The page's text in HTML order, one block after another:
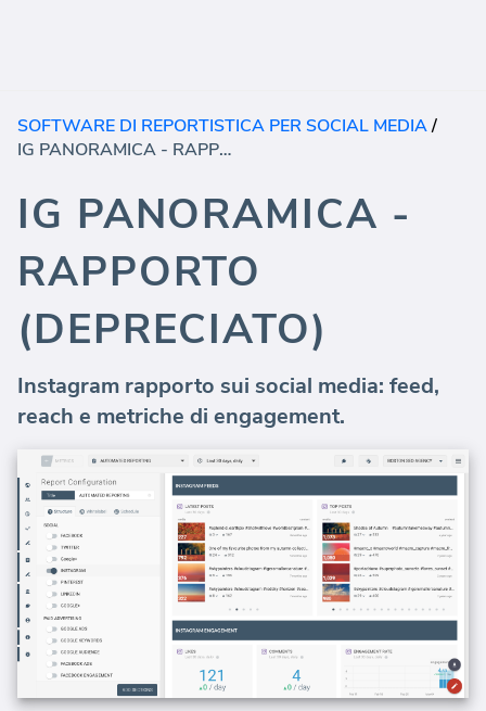
SOFTWARE DI REPORTISTICA PER SOCIAL MEDIA/
IG PANORAMICA - RAPPORTO (DEPRECIATO)
IG PANORAMICA -
RAPPORTO
(DEPRECIATO)
Instagram rapporto sui social media: feed,
reach e metriche di engagement.